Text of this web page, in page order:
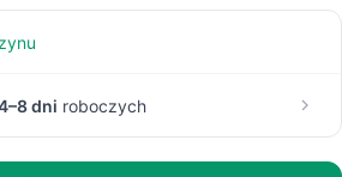
dni roboczych